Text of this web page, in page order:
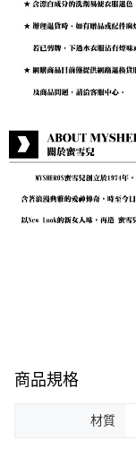
商品規格
材質